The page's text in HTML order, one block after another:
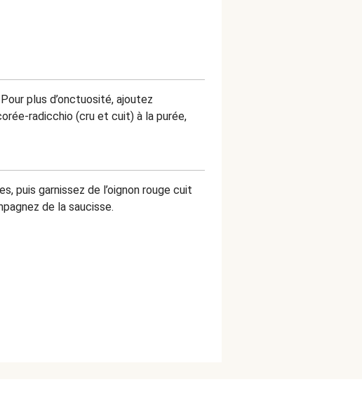
plus d’onctuosité, ajoutez
radicchio (cru et cuit) à la purée,
puis garnissez de l’oignon rouge cuit
de la saucisse.